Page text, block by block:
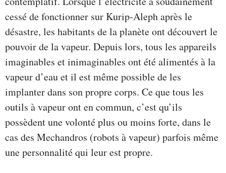
cessé de fonctionner sur Kurip-Aleph après le
désastre, les habitants de la planète ont découvert le
pouvoir de la vapeur. Depuis lors, tous les appareils
imaginables et inimaginables ont été alimentés à la
vapeur d’eau et il est même possible de les
implanter dans son propre corps. Ce que tous les
outils à vapeur ont en commun, c’est qu’ils
possèdent une volonté plus ou moins forte, dans le
cas des Mechandros (robots à vapeur) parfois même
une personnalité qui leur est propre.